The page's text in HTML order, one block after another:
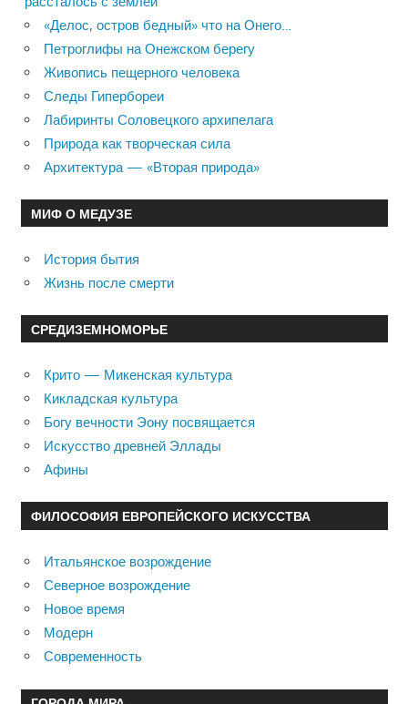
«Делос, остров бедный» что на Онего…
Петроглифы на Онежском берегу
Живопись пещерного человека
Следы Гипербореи
Лабиринты Соловецкого архипелага
Природа как творческая сила
Архитектура — «Вторая природа»
МИФ О МЕДУЗЕ
История бытия
Жизнь после смерти
СРЕДИЗЕМНОМОРЬЕ
Крито — Микенская культура
Кикладская культура
Богу вечности Эону посвящается
Искусство древней Эллады
Афины
ФИЛОСОФИЯ ЕВРОПЕЙСКОГО ИСКУССТВА
Итальянское возрождение
Северное возрождение
Новое время
Модерн
Современность